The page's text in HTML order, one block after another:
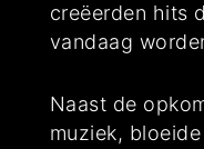
creëerden hits
vandaag
Naast de
muziek,